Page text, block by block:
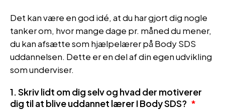
Det kan være en god idé, at du har gjort dig nogle
tanker om, hvor mange dage pr. måned du mener,
du kan afsætte som hjælpelærer på Body SDS
uddannelsen. Dette er en del af din egen udvikling
som underviser.
1. Skriv lidt om dig selv og hvad der motiverer
dig til at blive uddannet lærer I Body SDS? *